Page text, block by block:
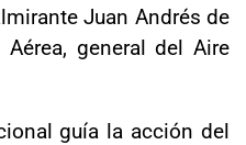
Juan Andrés de
general del Aire
guía la acción del